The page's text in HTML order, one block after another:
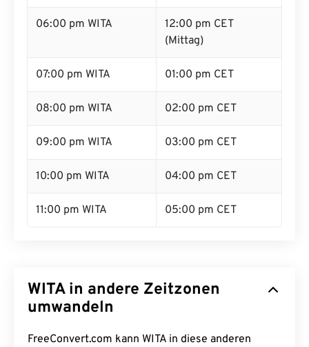
06:00 pm WITA
12:00 pm CET
(Mittag)
07:00 pm WITA 01:00 pm CET
08:00 pm WITA 02:00 pm CET
09:00 pm WITA 03:00 pm CET
10:00 pm WITA 04:00 pm CET
11:00 pm WITA 05:00 pm CET
WITA in andere Zeitzonen
umwandeln
FreeConvert.com kann WITA in diese anderen